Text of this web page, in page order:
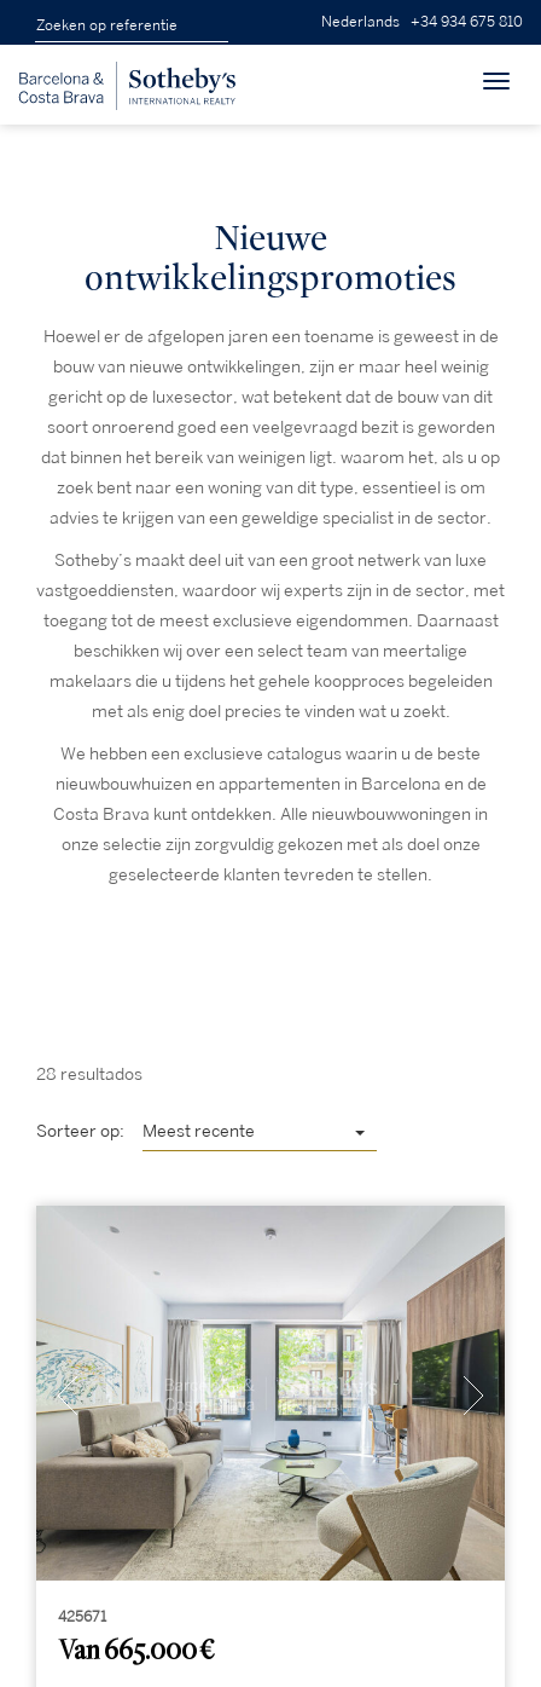
Nederlands +34 934 675 810
Nieuwe
ontwikkelingspromoties
Hoewel er de afgelopen jaren een toename is geweest in de
bouw van nieuwe ontwikkelingen, zijn er maar heel weinig
gericht op de luxesector, wat betekent dat de bouw van dit
soort onroerend goed een veelgevraagd bezit is geworden
dat binnen het bereik van weinigen ligt. waarom het, als u op
zoek bent naar een woning van dit type, essentieel is om
advies te krijgen van een geweldige specialist in de sector.
Sotheby’s maakt deel uit van een groot netwerk van luxe
vastgoeddiensten, waardoor wij experts zijn in de sector, met
toegang tot de meest exclusieve eigendommen. Daarnaast
beschikken wij over een select team van meertalige
makelaars die u tijdens het gehele koopproces begeleiden
met als enig doel precies te vinden wat u zoekt.
We hebben een exclusieve catalogus waarin u de beste
nieuwbouwhuizen en appartementen in Barcelona en de
Costa Brava kunt ontdekken. Alle nieuwbouwwoningen in
onze selectie zijn zorgvuldig gekozen met als doel onze
geselecteerde klanten tevreden te stellen.
28 resultados
Sorteer op: Meest recente
425671
Van 665.000 €